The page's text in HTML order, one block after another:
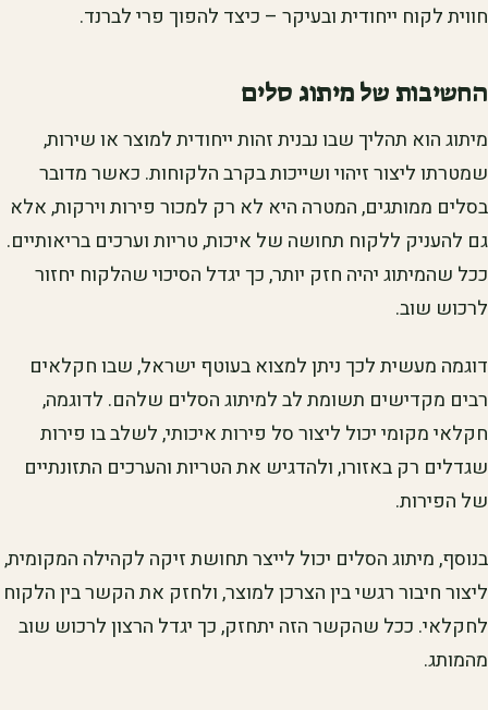
חווית לקוח ייחודית ובעיקר – כיצד להפוך פרי לברנד.
החשיבות של מיתוג סלים
מיתוג הוא תהליך שבו נבנית זהות ייחודית למוצר או שירות,
שמטרתו ליצור זיהוי ושייכות בקרב הלקוחות. כאשר מדובר
בסלים ממותגים, המטרה היא לא רק למכור פירות וירקות, אלא
גם להעניק ללקוח תחושה של איכות, טריות וערכים בריאותיים.
ככל שהמיתוג יהיה חזק יותר, כך יגדל הסיכוי שהלקוח יחזור
לרכוש שוב.
דוגמה מעשית לכך ניתן למצוא בעוטף ישראל, שבו חקלאים
רבים מקדישים תשומת לב למיתוג הסלים שלהם. לדוגמה,
חקלאי מקומי יכול ליצור סל פירות איכותי, לשלב בו פירות
שגדלים רק באזורו, ולהדגיש את הטריות והערכים התזונתיים
של הפירות.
בנוסף, מיתוג הסלים יכול לייצר תחושת זיקה לקהילה המקומית,
ליצור חיבור רגשי בין הצרכן למוצר, ולחזק את הקשר בין הלקוח
לחקלאי. ככל שהקשר הזה יתחזק, כך יגדל הרצון לרכוש שוב
מהמותג.